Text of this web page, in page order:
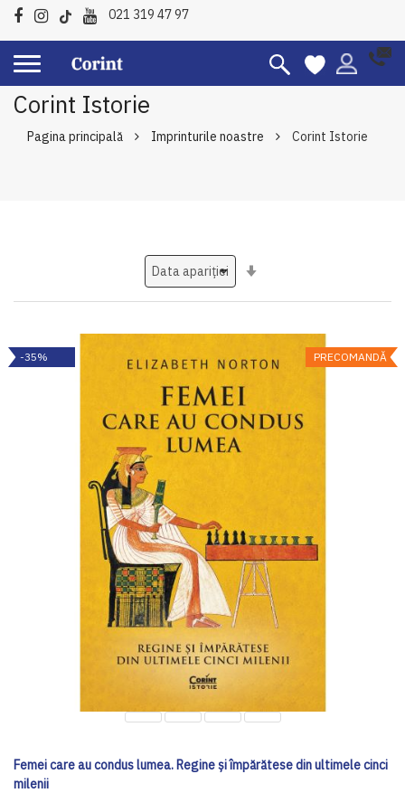
021 319 47 97
Corint Istorie
Pagina principală Imprinturile noastre Corint Istorie
PRECOMANDĂ
-35%
Femei care au condus lumea. Regine și împărătese din ultimele cinci
milenii